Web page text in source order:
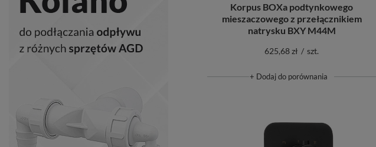
Korpus BOXa podtynkowego
mieszaczowego z przełącznikiem
natrysku BXY M44M
625,68 zł / szt.
+ Dodaj do porównania